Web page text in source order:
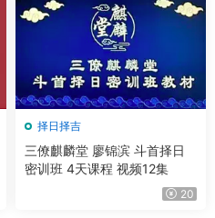
择日择吉
三僚麒麟堂 廖锦滨 斗首择日
密训班 4天课程 视频12集
20